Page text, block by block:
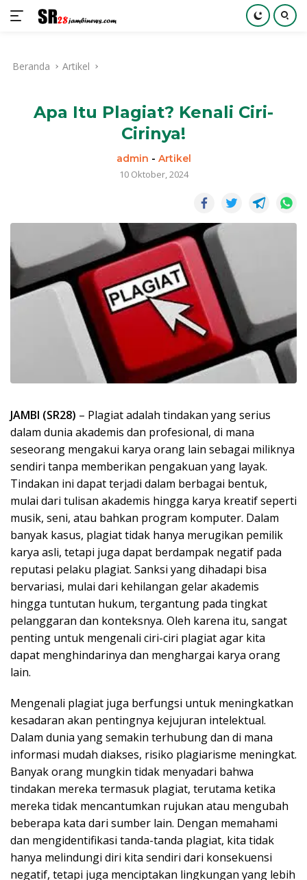
kontenBeranda Artikel
Apa Itu Plagiat? Kenali Ciri-
Cirinya!
admin - Artikel
10 Oktober, 2024
JAMBI (SR28) – Plagiat adalah tindakan yang serius
dalam dunia akademis dan profesional, di mana
seseorang mengakui karya orang lain sebagai miliknya
sendiri tanpa memberikan pengakuan yang layak.
Tindakan ini dapat terjadi dalam berbagai bentuk,
mulai dari tulisan akademis hingga karya kreatif seperti
musik, seni, atau bahkan program komputer. Dalam
banyak kasus, plagiat tidak hanya merugikan pemilik
karya asli, tetapi juga dapat berdampak negatif pada
reputasi pelaku plagiat. Sanksi yang dihadapi bisa
bervariasi, mulai dari kehilangan gelar akademis
hingga tuntutan hukum, tergantung pada tingkat
pelanggaran dan konteksnya. Oleh karena itu, sangat
penting untuk mengenali ciri-ciri plagiat agar kita
dapat menghindarinya dan menghargai karya orang
lain.
Mengenali plagiat juga berfungsi untuk meningkatkan
kesadaran akan pentingnya kejujuran intelektual.
Dalam dunia yang semakin terhubung dan di mana
informasi mudah diakses, risiko plagiarisme meningkat.
Banyak orang mungkin tidak menyadari bahwa
tindakan mereka termasuk plagiat, terutama ketika
mereka tidak mencantumkan rujukan atau mengubah
beberapa kata dari sumber lain. Dengan memahami
dan mengidentifikasi tanda-tanda plagiat, kita tidak
hanya melindungi diri kita sendiri dari konsekuensi
negatif, tetapi juga menciptakan lingkungan yang lebih